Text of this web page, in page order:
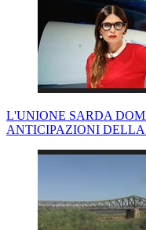
L'UNIONE SARDA
ANTICIPAZIONI